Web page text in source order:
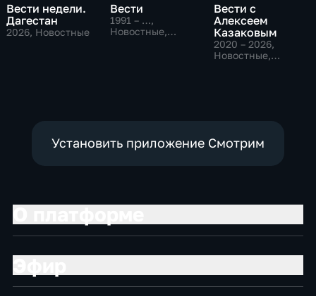
Вести недели.
Дагестан
2026, Новостные
Вести
1991 – …,
Новостные,
Вести с
Алексеем
Казаковым
2020 – 2026,
Новостные,
Установить приложение Смотрим